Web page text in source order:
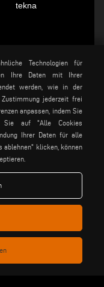
tekna
Technologien für
Ihre Daten mit Ihrer
werden, wie in der
jederzeit frei
anpassen, indem Sie
Sie auf "Alle Cookies
Ihrer Daten für alle
ablehnen" klicken, können